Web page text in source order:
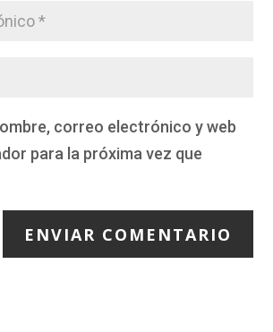
correo electrónico y web
para la próxima vez que
ENVIAR COMENTARIO